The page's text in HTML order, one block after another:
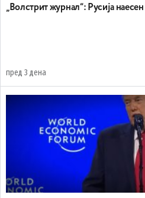
„Волстрит журнал“: Русија
пред 3 дена